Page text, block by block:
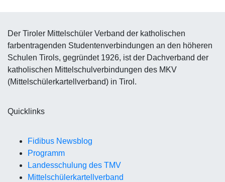
Der Tiroler Mittelschüler Verband der katholischen
farbentragenden Studentenverbindungen an den höheren
Schulen Tirols, gegründet 1926, ist der Dachverband der
katholischen Mittelschulverbindungen des MKV
(Mittelschülerkartellverband) in Tirol.
Quicklinks
Fidibus Newsblog
Programm
Landesschulung des TMV
Mittelschülerkartellverband